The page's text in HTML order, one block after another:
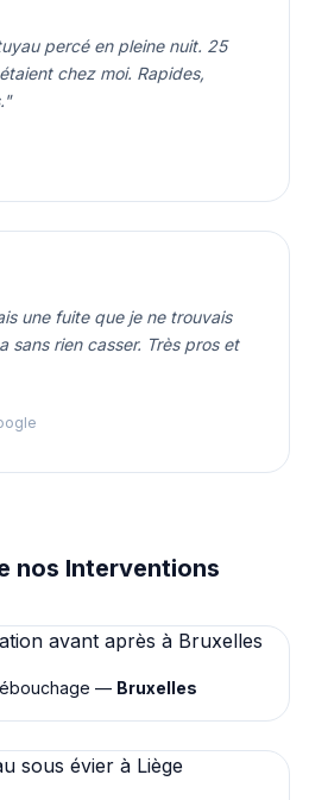
percé en pleine nuit. 25
chez moi. Rapides,
une fuite que je ne trouvais
sans rien casser. Très pros et
nos Interventions
— Bruxelles